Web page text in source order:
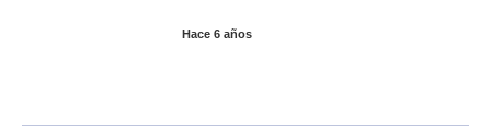
Hace 6 años